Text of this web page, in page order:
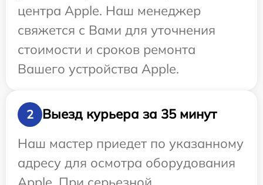
центра Apple. Наш менеджер
свяжется с Вами для уточнения
стоимости и сроков ремонта
Вашего устройства Apple.
2
Выезд курьера за 35 минут
Наш мастер приедет по указанному
адресу для осмотра оборудования